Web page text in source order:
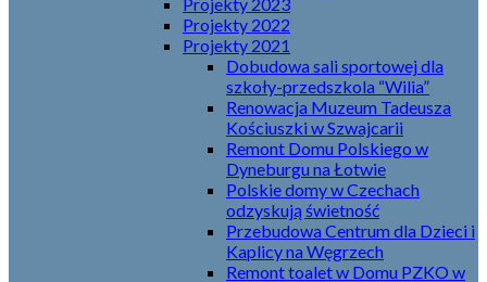
Projekty 2022
Projekty 2021
Dobudowa sali sportowej dla
szkoły-przedszkola “Wilia”
Renowacja Muzeum Tadeusza
Kościuszki w Szwajcarii
Remont Domu Polskiego w
Dyneburgu na Łotwie
Polskie domy w Czechach
odzyskują świetność
Przebudowa Centrum dla Dzieci i
Kaplicy na Węgrzech
Remont toalet w Domu PZKO w